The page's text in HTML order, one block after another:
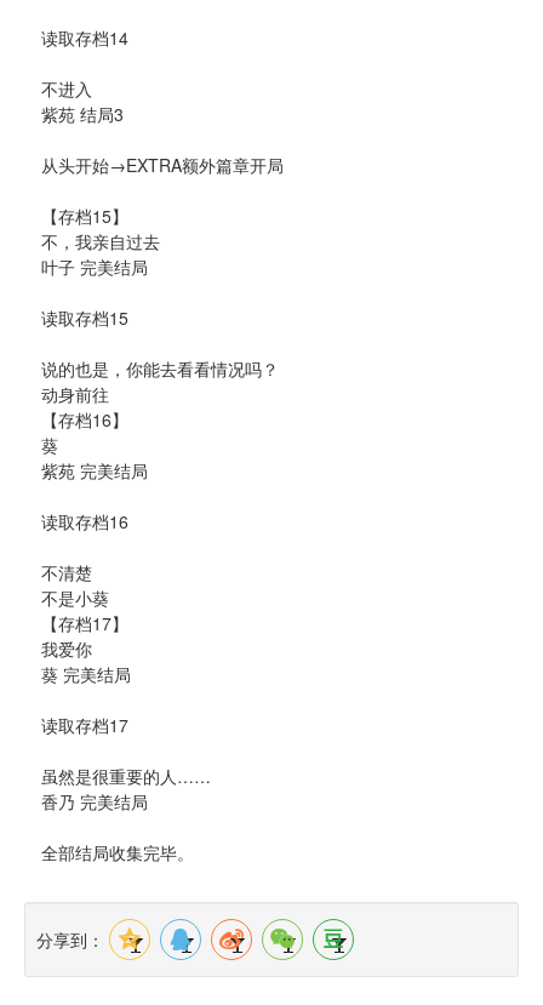
读取存档14
不进入
紫苑 结局3
从头开始→EXTRA额外篇章开局
【存档15】
不，我亲自过去
叶子 完美结局
读取存档15
说的也是，你能去看看情况吗？
动身前往
【存档16】
葵
紫苑 完美结局
读取存档16
不清楚
不是小葵
【存档17】
我爱你
葵 完美结局
读取存档17
虽然是很重要的人……
香乃 完美结局
全部结局收集完毕。
分享到：